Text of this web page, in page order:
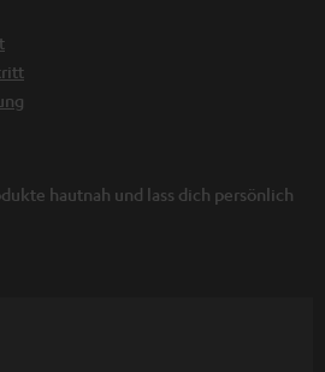
hautnah und lass dich persönlich